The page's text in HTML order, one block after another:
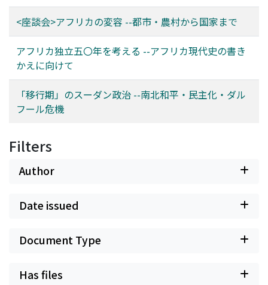
<座談会>アフリカの変容 --都市・農村から国家まで
アフリカ独立五〇年を考える --アフリカ現代史の書き
かえに向けて
「移行期」のスーダン政治 --南北和平・民主化・ダル
フール危機
Filters
Author
Date issued
Document Type
Has files